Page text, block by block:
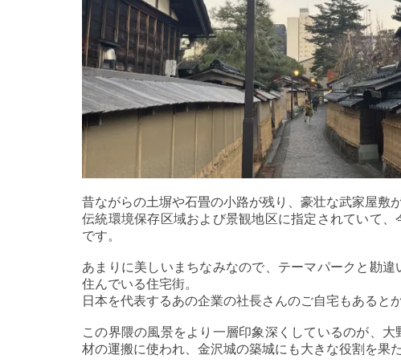
昔ながらの土塀や石畳の小路が残り、豪壮な武家屋敷
伝統環境保存区域および景観地区に指定されていて
です。
あまりに美しいまちなみなので、テーマパークと勘
住んでいる住宅街。
日本を代表するあの企業の社長さんのご自宅もあると
この界隈の風景をより一層印象深くしているのが、
材の運搬に使われ、金沢城の築城にも大きな役割を果